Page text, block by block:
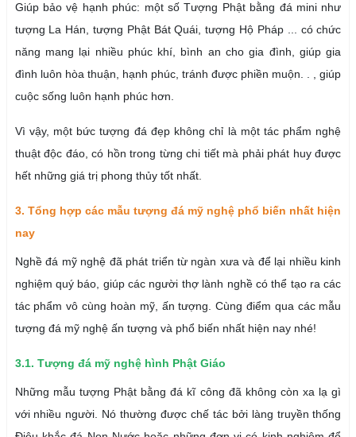
Giúp bảo vệ hạnh phúc: một số Tượng Phật bằng đá mini như
tượng La Hán, tượng Phật Bát Quái, tượng Hộ Pháp ... có chức
năng mang lại nhiều phúc khí, bình an cho gia đình, giúp gia
đình luôn hòa thuận, hạnh phúc, tránh được phiền muộn. . , giúp
cuộc sống luôn hạnh phúc hơn.
Vì vậy, một bức tượng đá đẹp không chỉ là một tác phẩm nghệ
thuật độc đáo, có hồn trong từng chi tiết mà phải phát huy được
hết những giá trị phong thủy tốt nhất.
3. Tổng hợp các mẫu tượng đá mỹ nghệ phổ biến nhất hiện
nay
Nghề đá mỹ nghệ đã phát triển từ ngàn xưa và để lại nhiều kinh
nghiệm quý báo, giúp các người thợ lành nghề có thể tạo ra các
tác phẩm vô cùng hoàn mỹ, ấn tượng. Cùng điểm qua các mẫu
tượng đá mỹ nghệ ấn tượng và phổ biến nhất hiện nay nhé!
3.1. Tượng đá mỹ nghệ hình Phật Giáo
Những mẫu tượng Phật bằng đá kĩ công đã không còn xa lạ gì
với nhiều người. Nó thường được chế tác bởi làng truyền thống